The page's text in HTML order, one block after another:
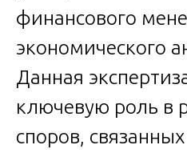
финансового
экономического
Данная
ключевую роль в
споров,